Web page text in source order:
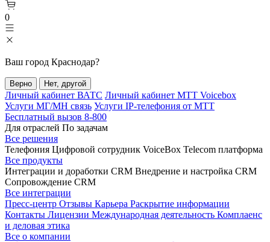
0
Ваш город Краснодар?
Верно Нет, другой
Личный кабинет ВАТС Личный кабинет МТТ Voicebox
Услуги МГ/МН связь Услуги IP-телефония от МТТ
Бесплатный вызов 8-800
Для отраслей По задачам
Все решения
Телефония Цифровой сотрудник VoiceBox Telecom платформа
Все продукты
Интеграции и доработки CRM Внедрение и настройка CRM
Сопровождение CRM
Все интеграции
Пресс-центр Отзывы Карьера Раскрытие информации
Контакты Лицензии Международная деятельность Комплаенс
и деловая этика
Все о компании